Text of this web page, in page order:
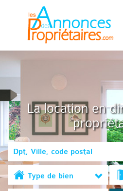
La location en
Type de bien